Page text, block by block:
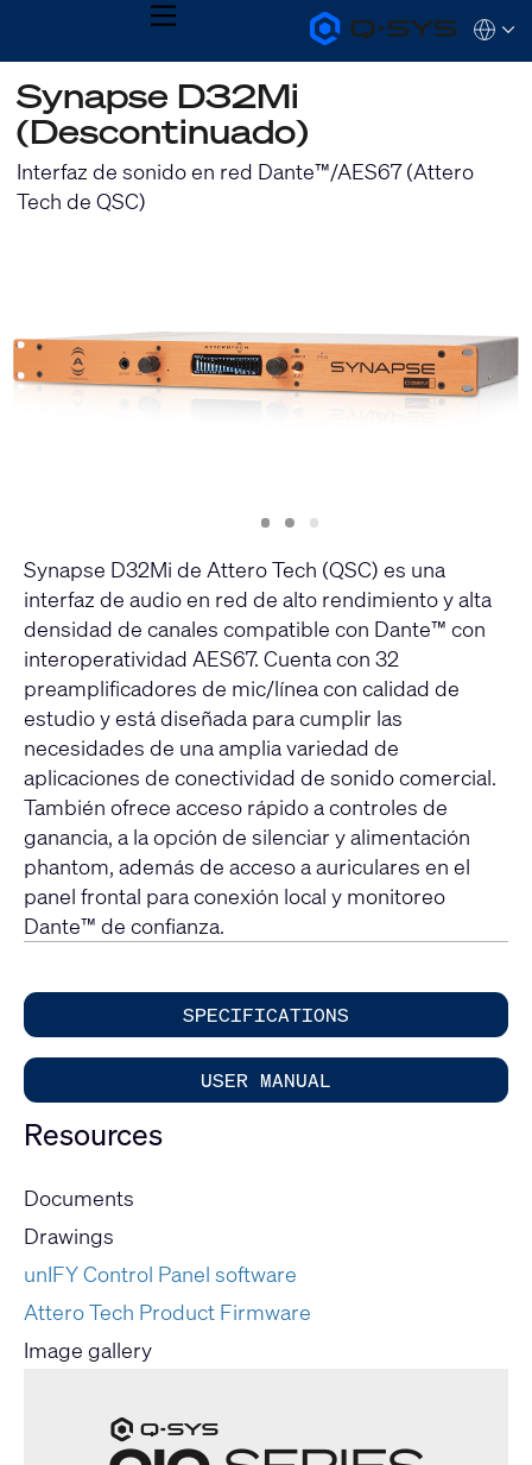
Q-
SYS
MENU
QSYS.com (English)
India (English)
Deutsch
Español
Français
日本語
Synapse D32Mi
(Descontinuado)
Interfaz de sonido en red Dante™/AES67 (Attero
Tech de QSC)
Slide
1 Slide
2 Slide
3
Synapse D32Mi de Attero Tech (QSC) es una
interfaz de audio en red de alto rendimiento y alta
densidad de canales compatible con Dante™ con
interoperatividad AES67. Cuenta con 32
preamplificadores de mic/línea con calidad de
estudio y está diseñada para cumplir las
necesidades de una amplia variedad de
aplicaciones de conectividad de sonido comercial.
También ofrece acceso rápido a controles de
ganancia, a la opción de silenciar y alimentación
phantom, además de acceso a auriculares en el
panel frontal para conexión local y monitoreo
Dante™ de confianza.
SPECIFICATIONS
USER MANUAL
Resources
Documents
Drawings
unIFY Control Panel software
Attero Tech Product Firmware
Image gallery